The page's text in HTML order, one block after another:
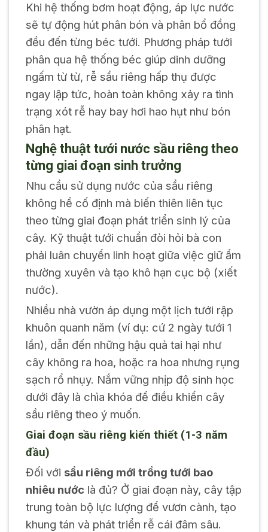
Khi hệ thống bơm hoạt động, áp lực nước
sẽ tự động hút phân bón và phân bổ đồng
đều đến từng béc tưới. Phương pháp tưới
phân qua hệ thống béc giúp dinh dưỡng
ngấm từ từ, rễ sầu riêng hấp thụ được
ngay lập tức, hoàn toàn không xảy ra tình
trạng xót rễ hay bay hơi hao hụt như bón
phân hạt.
Nghệ thuật tưới nước sầu riêng theo
từng giai đoạn sinh trưởng
Nhu cầu sử dụng nước của sầu riêng
không hề cố định mà biến thiên liên tục
theo từng giai đoạn phát triển sinh lý của
cây. Kỹ thuật tưới chuẩn đòi hỏi bà con
phải luân chuyển linh hoạt giữa việc giữ ẩm
thường xuyên và tạo khô hạn cục bộ (xiết
nước).
Nhiều nhà vườn áp dụng một lịch tưới rập
khuôn quanh năm (ví dụ: cứ 2 ngày tưới 1
lần), dẫn đến những hậu quả tai hại như
cây không ra hoa, hoặc ra hoa nhưng rụng
sạch rổ nhụy. Nắm vững nhịp độ sinh học
dưới đây là chìa khóa để điều khiển cây
sầu riêng theo ý muốn.
Giai đoạn sầu riêng kiến thiết (1-3 năm
đầu)
Đối với sầu riêng mới trồng tưới bao
nhiêu nước là đủ? Ở giai đoạn này, cây tập
trung toàn bộ lực lượng để vươn cành, tạo
khung tán và phát triển rễ cái đâm sâu.